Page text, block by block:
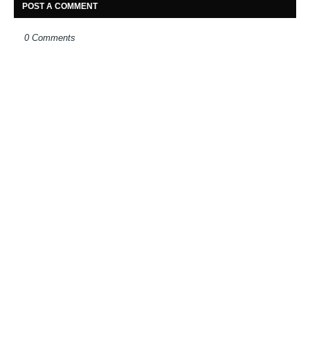
POST A COMMENT
0 Comments